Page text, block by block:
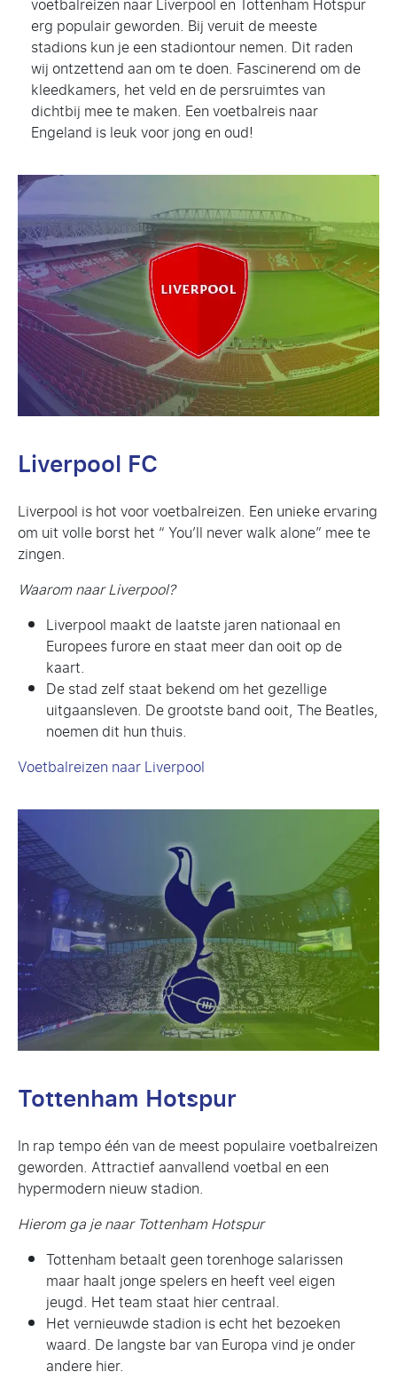
erg populair geworden. Bij veruit de meeste
stadions kun je een stadiontour nemen. Dit raden
wij ontzettend aan om te doen. Fascinerend om de
kleedkamers, het veld en de persruimtes van
dichtbij mee te maken. Een voetbalreis naar
Engeland is leuk voor jong en oud!
Liverpool FC
Liverpool is hot voor voetbalreizen. Een unieke ervaring
om uit volle borst het “ You’ll never walk alone” mee te
zingen.
Waarom naar Liverpool?
Liverpool maakt de laatste jaren nationaal en
Europees furore en staat meer dan ooit op de
kaart.
De stad zelf staat bekend om het gezellige
uitgaansleven. De grootste band ooit, The Beatles,
noemen dit hun thuis.
Voetbalreizen naar Liverpool
Tottenham Hotspur
In rap tempo één van de meest populaire voetbalreizen
geworden. Attractief aanvallend voetbal en een
hypermodern nieuw stadion.
Hierom ga je naar Tottenham Hotspur
Tottenham betaalt geen torenhoge salarissen
maar haalt jonge spelers en heeft veel eigen
jeugd. Het team staat hier centraal.
Het vernieuwde stadion is echt het bezoeken
waard. De langste bar van Europa vind je onder
andere hier.